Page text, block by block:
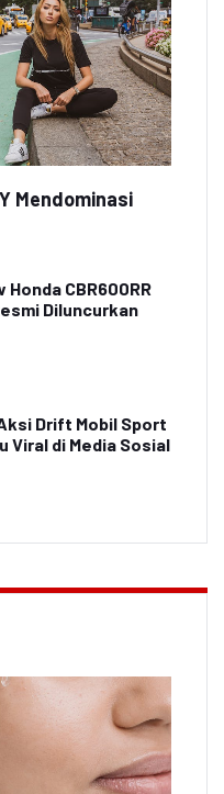
Mendominasi
Honda CBR600RR
Diluncurkan
Drift Mobil Sport
Viral di Media Sosial